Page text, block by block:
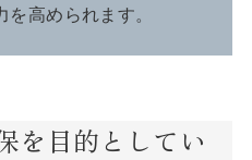
高められます。
を目的としてい